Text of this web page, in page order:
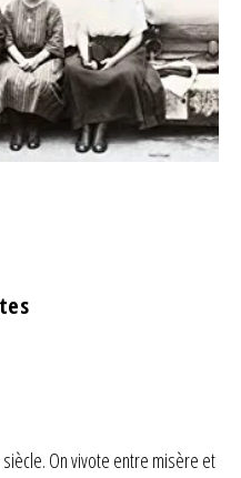
On vivote entre misère et